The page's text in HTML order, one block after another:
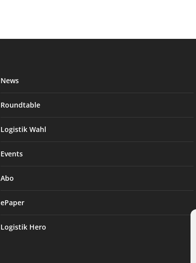
News
Roundtable
Logistik Wahl
Events
Abo
ePaper
Logistik Hero